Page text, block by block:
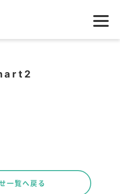
メ
ュ
一覧へ戻る